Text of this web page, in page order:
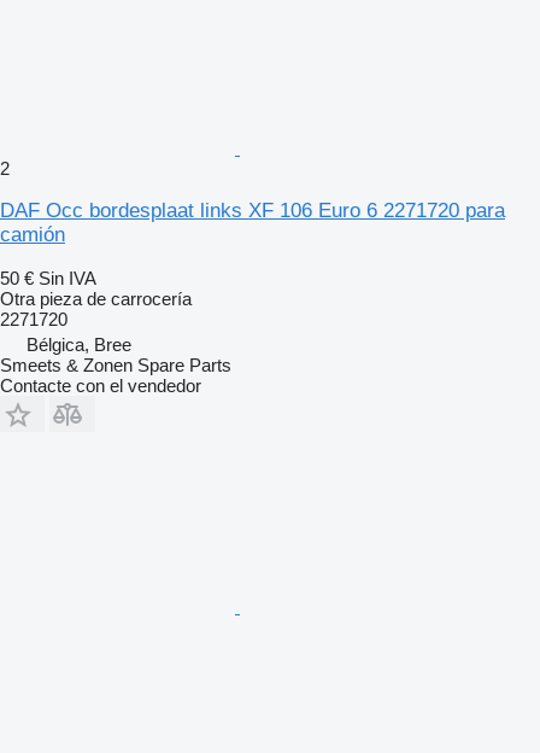
2
DAF Occ bordesplaat links XF 106 Euro 6 2271720 para
camión
50 € Sin IVA
Otra pieza de carrocería
2271720
Bélgica, Bree
Smeets & Zonen Spare Parts
Contacte con el vendedor